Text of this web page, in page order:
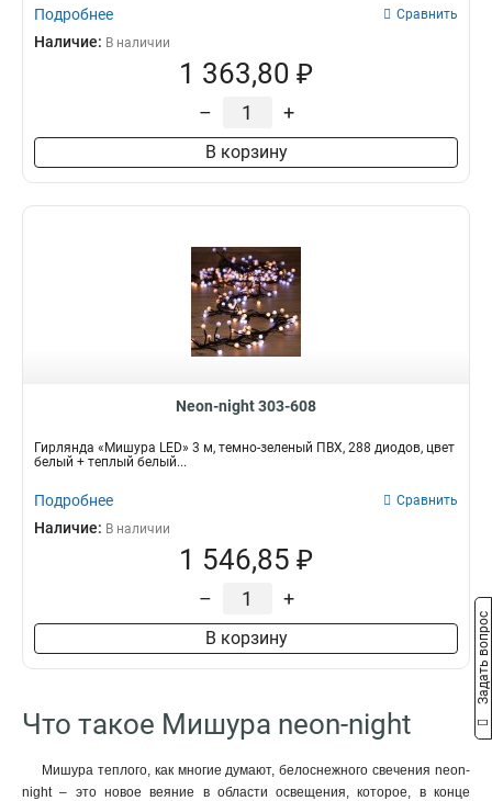
Подробнее Сравнить
Наличие: В наличии
1 363,80 ₽
– +
В корзину
Neon-night 303-608
Гирлянда «Мишура LED» 3 м, темно-зеленый ПВХ, 288 диодов, цвет
белый + теплый белый...
Подробнее Сравнить
Наличие: В наличии
1 546,85 ₽
– +
В корзину
Что такое Мишура neon-night
Мишура теплого, как многие думают, белоснежного свечения neon-
night – это новое веяние в области освещения, которое, в конце
Задать вопрос